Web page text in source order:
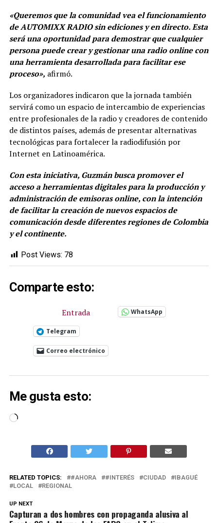
«Queremos que la comunidad vea el funcionamiento
de AUTOMIXX RADIO sin ediciones y en directo. Esta
será una oportunidad para demostrar que cualquier
persona puede crear y gestionar una radio online con
una herramienta desarrollada para facilitar ese
proceso», afirmó.
Los organizadores indicaron que la jornada también
servirá como un espacio de intercambio de experiencias
entre profesionales de la radio y creadores de contenido
de distintos países, además de presentar alternativas
tecnológicas para fortalecer la radiodifusión por
Internet en Latinoamérica.
Con esta iniciativa, Guzmán busca promover el
acceso a herramientas digitales para la producción y
administración de emisoras online, con la intención
de facilitar la creación de nuevos espacios de
comunicación desde diferentes regiones de Colombia
y el continente.
Post Views: 78
Comparte esto:
Entrada WhatsApp
Telegram
Correo electrónico
Me gusta esto:
Cargando...
RELATED TOPICS: #AHORA #INTERÉS CIUDAD
IBAGUÉ
LOCAL
REGIONAL
UP NEXT
Capturan a dos hombres con propaganda alusiva al